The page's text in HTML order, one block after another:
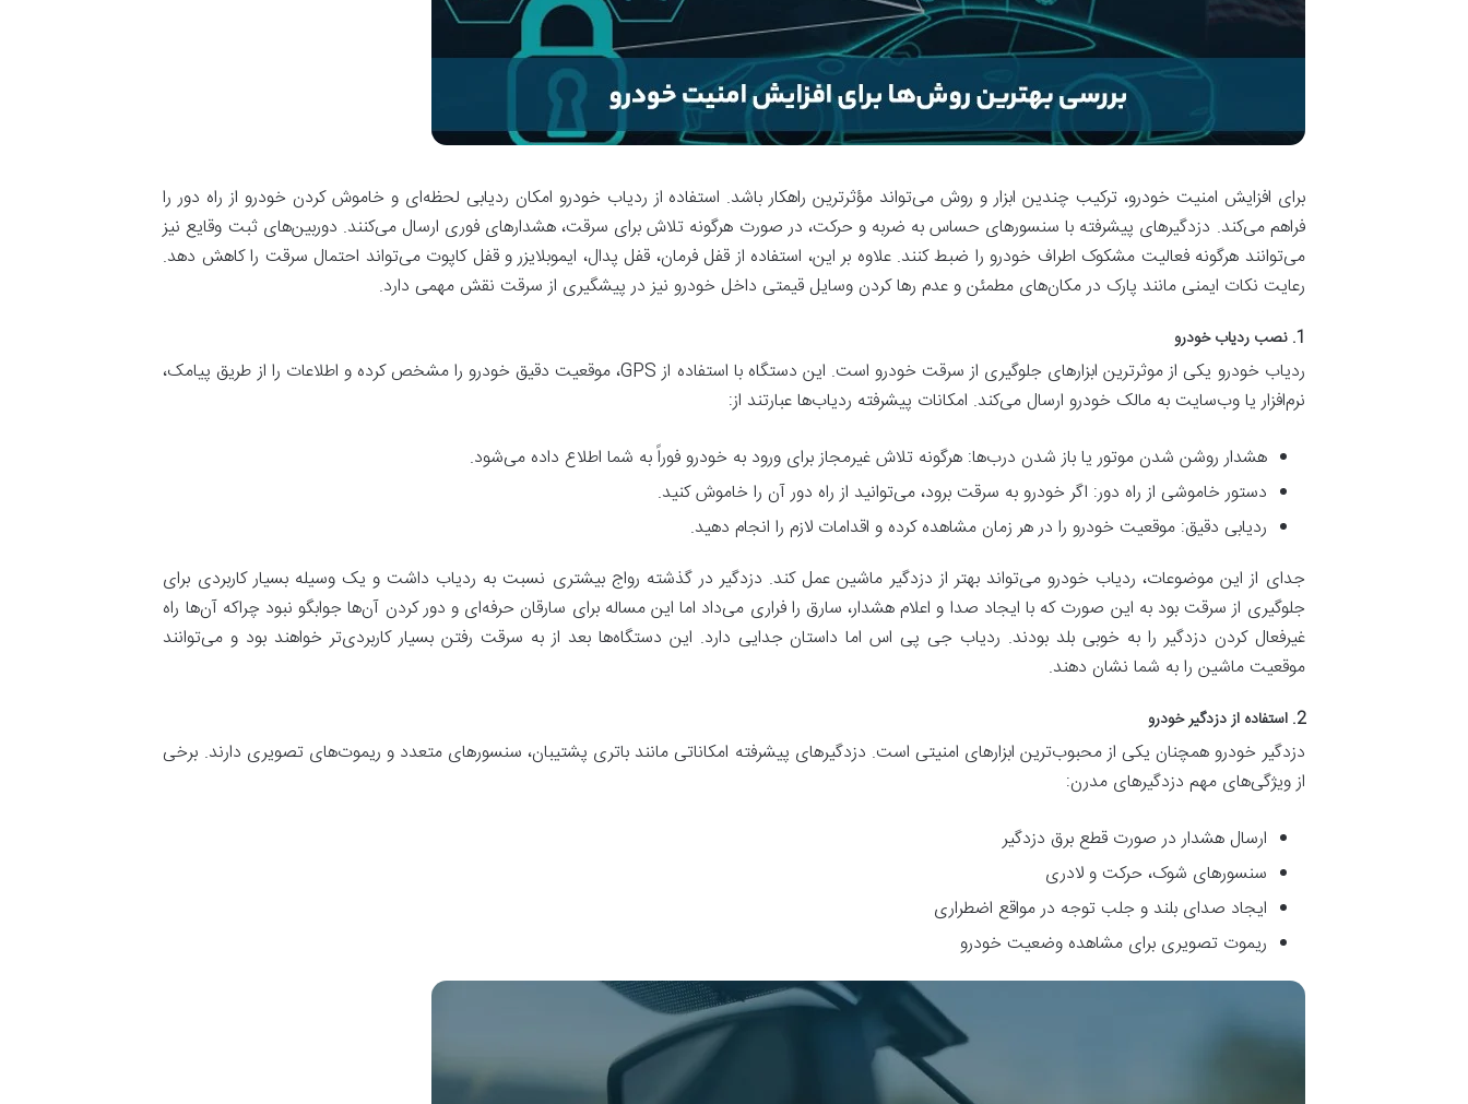
برای افزایش امنیت خودرو، ترکیب چندین ابزار و روش می‌تواند مؤثرترین راهکار باشد. استفاده از ردیاب خودرو امکان ردیابی لحظه‌ای و خاموش کردن خودرو از راه دور را
فراهم می‌کند. دزدگیرهای پیشرفته با سنسورهای حساس به ضربه و حرکت، در صورت هرگونه تلاش برای سرقت، هشدارهای فوری ارسال می‌کنند. دوربین‌های ثبت وقایع نیز
می‌توانند هرگونه فعالیت مشکوک اطراف خودرو را ضبط کنند. علاوه بر این، استفاده از قفل فرمان، قفل پدال، ایموبلایزر و قفل کاپوت می‌تواند احتمال سرقت را کاهش دهد.
رعایت نکات ایمنی مانند پارک در مکان‌های مطمئن و عدم رها کردن وسایل قیمتی داخل خودرو نیز در پیشگیری از سرقت نقش مهمی دارد.
1. نصب ردیاب خودرو
ردیاب خودرو یکی از موثرترین ابزارهای جلوگیری از سرقت خودرو است. این دستگاه با استفاده از GPS، موقعیت دقیق خودرو را مشخص کرده و اطلاعات را از طریق پیامک،
نرم‌افزار یا وب‌سایت به مالک خودرو ارسال می‌کند. امکانات پیشرفته ردیاب‌ها عبارتند از:
هشدار روشن شدن موتور یا باز شدن درب‌ها: هرگونه تلاش غیرمجاز برای ورود به خودرو فوراً به شما اطلاع داده می‌شود.
دستور خاموشی از راه دور: اگر خودرو به سرقت برود، می‌توانید از راه دور آن را خاموش کنید.
ردیابی دقیق: موقعیت خودرو را در هر زمان مشاهده کرده و اقدامات لازم را انجام دهید.
جدای از این موضوعات، ردیاب خودرو می‌تواند بهتر از دزدگیر ماشین عمل کند. دزدگیر در گذشته رواج بیشتری نسبت به ردیاب داشت و یک وسیله بسیار کاربردی برای
جلوگیری از سرقت بود به این صورت که با ایجاد صدا و اعلام هشدار، سارق را فراری می‌داد اما این مساله برای سارقان حرفه‌ای و دور کردن آن‌ها جوابگو نبود چراکه آن‌ها راه
غیرفعال کردن دزدگیر را به خوبی بلد بودند. ردیاب جی پی اس اما داستان جدایی دارد. این دستگاه‌ها بعد از به سرقت رفتن بسیار کاربردی‌تر خواهند بود و می‌توانند
موقعیت ماشین را به شما نشان دهند.
2. استفاده از دزدگیر خودرو
دزدگیر خودرو همچنان یکی از محبوب‌ترین ابزارهای امنیتی است. دزدگیرهای پیشرفته امکاناتی مانند باتری پشتیبان، سنسورهای متعدد و ریموت‌های تصویری دارند. برخی
از ویژگی‌های مهم دزدگیرهای مدرن:
ارسال هشدار در صورت قطع برق دزدگیر
سنسورهای شوک، حرکت و لادری
ایجاد صدای بلند و جلب توجه در مواقع اضطراری
ریموت تصویری برای مشاهده وضعیت خودرو